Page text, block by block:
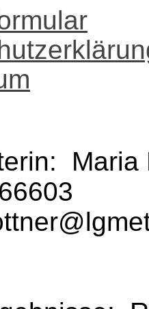
Maria